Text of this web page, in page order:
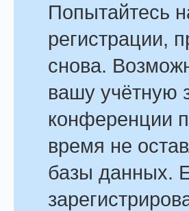
Попытайтесь
регистрации,
снова.
вашу учётную
конференции
время не
базы данных.